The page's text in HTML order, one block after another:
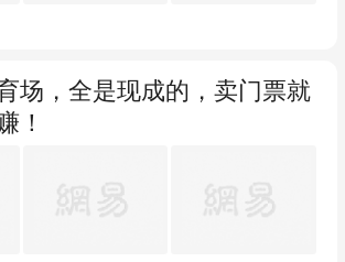
场，全是现成的，卖门票就
！